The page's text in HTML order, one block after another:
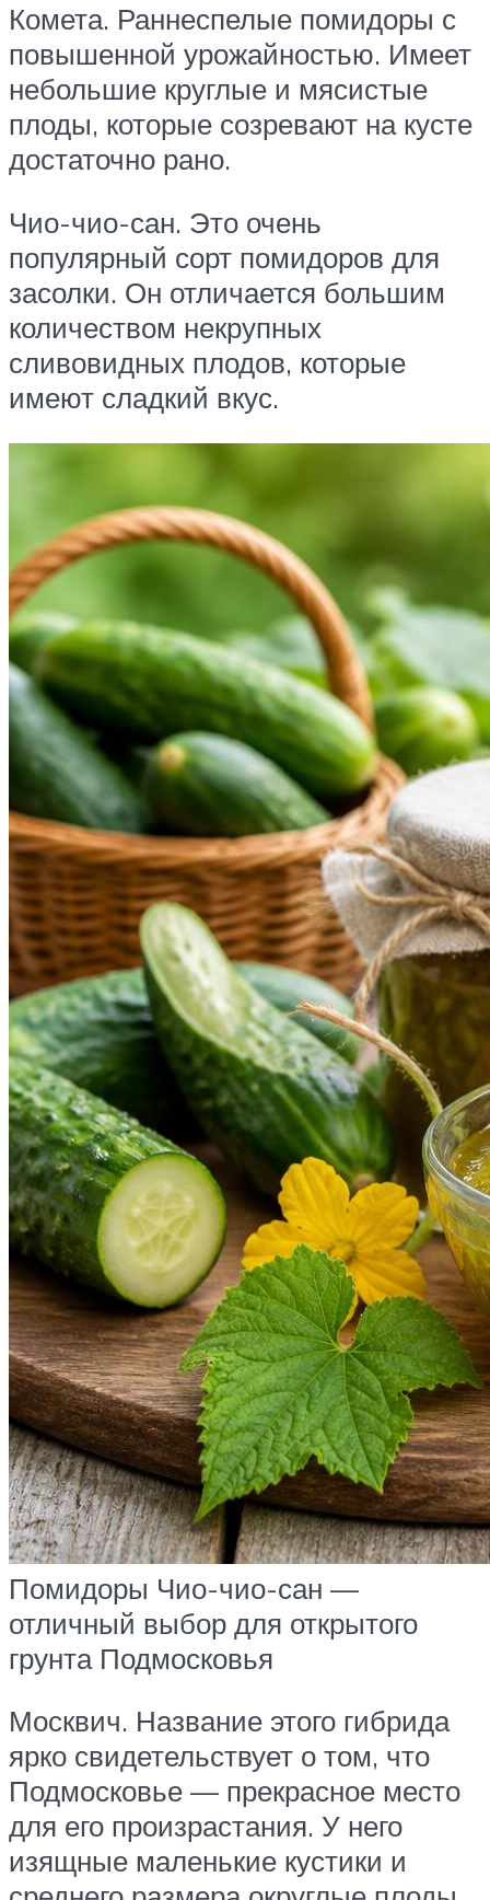
Комета. Раннеспелые помидоры с
повышенной урожайностью. Имеет
небольшие круглые и мясистые
плоды, которые созревают на кусте
достаточно рано.
Чио-чио-сан. Это очень
популярный сорт помидоров для
засолки. Он отличается большим
количеством некрупных
сливовидных плодов, которые
имеют сладкий вкус.
Помидоры Чио-чио-сан —
отличный выбор для открытого
грунта Подмосковья
Москвич. Название этого гибрида
ярко свидетельствует о том, что
Подмосковье — прекрасное место
для его произрастания. У него
изящные маленькие кустики и